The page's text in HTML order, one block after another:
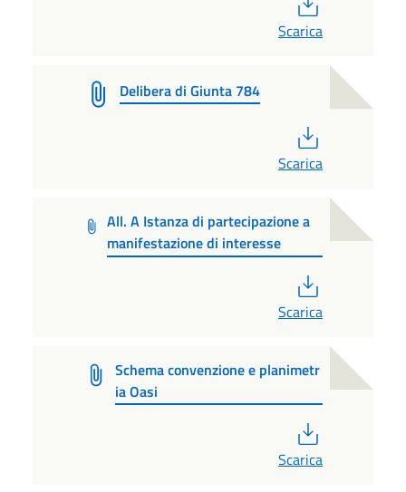
Scarica
Delibera di Giunta 784
Scarica
All. A Istanza di partecipazione a
manifestazione di interesse
Scarica
Schema convenzione e planimetr
ia Oasi
Scarica